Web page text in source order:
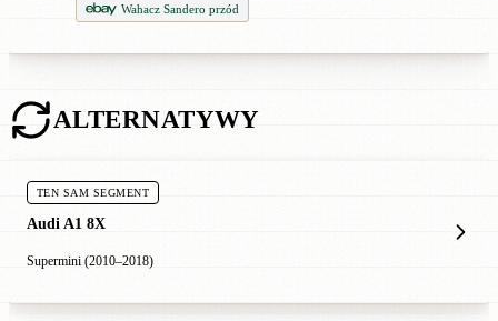
Wahacz Sandero przód
ALTERNATYWY
TEN SAM SEGMENT
Audi A1 8X
Supermini (2010–2018)